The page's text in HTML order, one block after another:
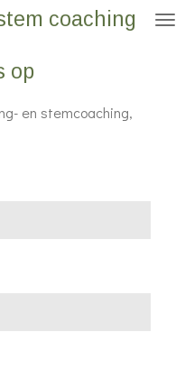
coaching
op
en stemcoaching,